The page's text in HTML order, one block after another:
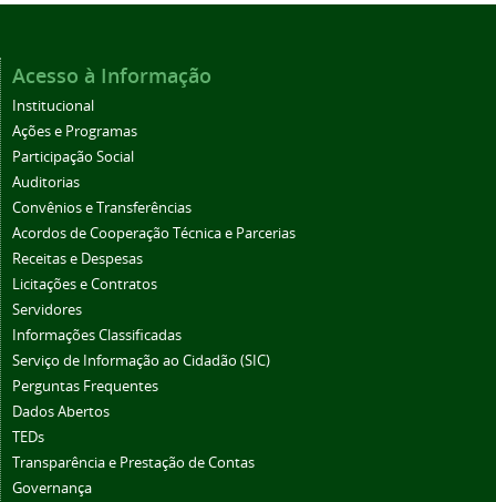
Acesso à Informação
Institucional
Ações e Programas
Participação Social
Auditorias
Convênios e Transferências
Acordos de Cooperação Técnica e Parcerias
Receitas e Despesas
Licitações e Contratos
Servidores
Informações Classificadas
Serviço de Informação ao Cidadão (SIC)
Perguntas Frequentes
Dados Abertos
TEDs
Transparência e Prestação de Contas
Governança